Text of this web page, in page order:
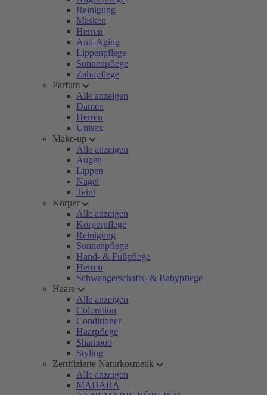
Reinigung
Masken
Herren
Anti-Aging
Lippenpflege
Sonnenpflege
Zahnpflege
Parfum
Alle anzeigen
Damen
Herren
Unisex
Make-up
Alle anzeigen
Augen
Lippen
Nägel
Teint
Körper
Alle anzeigen
Körperpflege
Reinigung
Sonnenpflege
Hand- & Fußpflege
Herren
Schwangerschafts- & Babypflege
Haare
Alle anzeigen
Coloration
Conditioner
Haarpflege
Shampoo
Styling
Zertifizierte Naturkosmetik
Alle anzeigen
MÁDARA